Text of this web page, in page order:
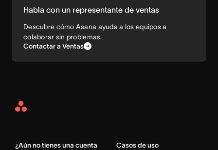
Habla con un representante de ventas
Descubre cómo Asana ayuda a los equipos a
colaborar sin problemas.
Contactar a Ventas
Asana
¿Aún no tienes una cuenta
Casos de uso